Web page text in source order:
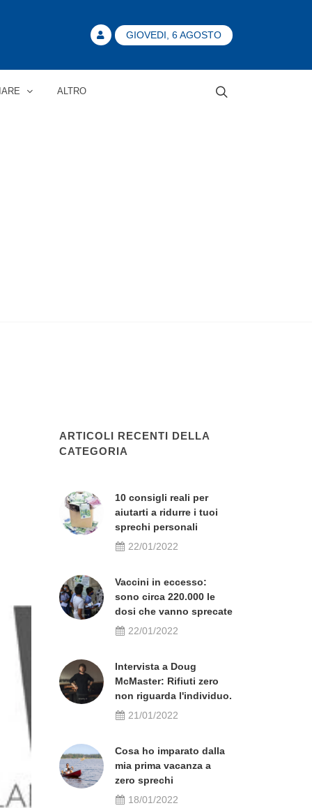
GIOVEDI, 6 AGOSTO
ALTRO
ARTICOLI RECENTI DELLA
CATEGORIA
10 consigli reali per
aiutarti a ridurre i tuoi
sprechi personali
22/01/2022
Vaccini in eccesso:
sono circa 220.000 le
dosi che vanno sprecate
22/01/2022
Intervista a Doug
McMaster: Rifiuti zero
non riguarda l'individuo.
21/01/2022
Cosa ho imparato dalla
mia prima vacanza a
zero sprechi
18/01/2022